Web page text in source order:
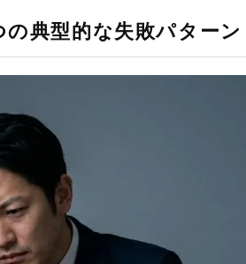
典型的な失敗パターン